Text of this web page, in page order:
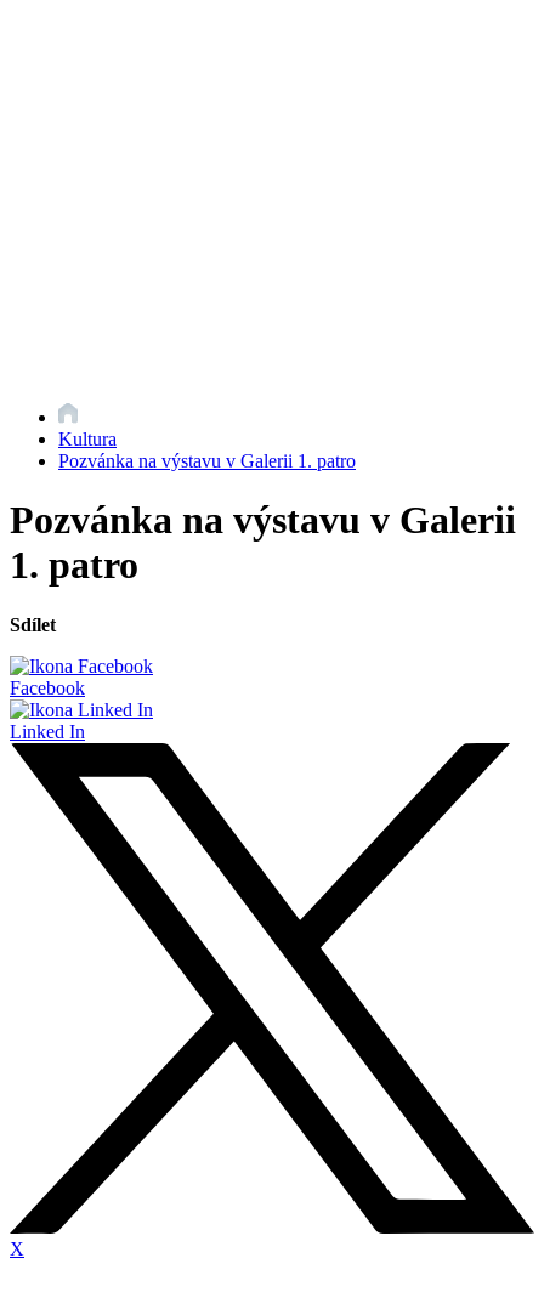
Kultura
Pozvánka na výstavu v Galerii 1. patro
Pozvánka na výstavu v Galerii
1. patro
Sdílet
Facebook
Linked In
X